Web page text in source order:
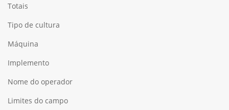
Totais
Tipo de cultura
Máquina
Implemento
Nome do operador
Limites do campo